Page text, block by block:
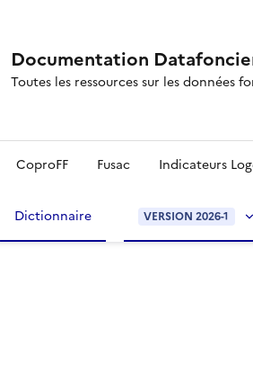
Documentation
Toutes les ressources sur les données
CoproFF Fusac Indicateurs
Dictionnaire VERSION 2026-1